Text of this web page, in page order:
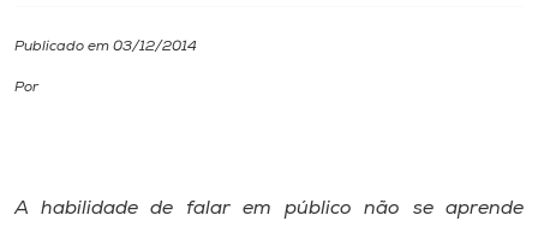
Diplomados
Publicado em 03/12/2014
Por
A habilidade de falar em público não se aprende